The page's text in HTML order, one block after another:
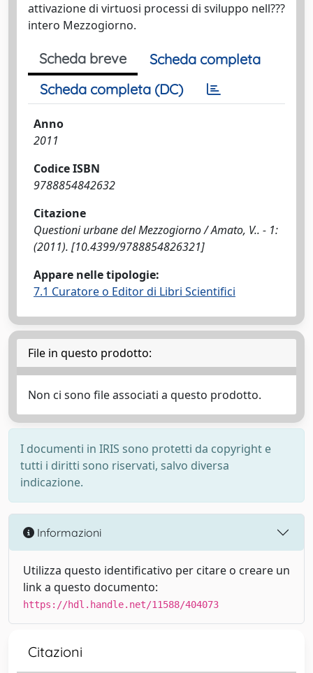
attivazione di virtuosi processi di sviluppo nell???
intero Mezzogiorno.
Scheda breve
Scheda completa
Scheda completa (DC)
Anno
2011
Codice ISBN
9788854842632
Citazione
Questioni urbane del Mezzogiorno / Amato, V.. - 1:
(2011). [10.4399/9788854826321]
Appare nelle tipologie:
7.1 Curatore o Editor di Libri Scientifici
File in questo prodotto:
Non ci sono file associati a questo prodotto.
I documenti in IRIS sono protetti da copyright e
tutti i diritti sono riservati, salvo diversa
indicazione.
Informazioni
Utilizza questo identificativo per citare o creare un
link a questo documento:
https://hdl.handle.net/11588/404073
Citazioni